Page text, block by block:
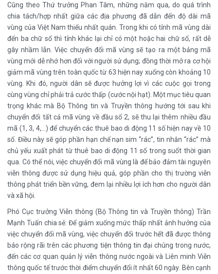
Cũng theo Thứ trưởng Phan Tâm, những năm qua, do quá trình
chia tách/hợp nhất giữa các địa phương đã dẫn đến độ dài mã
vùng của Việt Nam thiếu nhất quán. Trong khi có tỉnh mã vùng dài
đến ba chữ số thì tỉnh khác lại chỉ có một hoặc hai chữ số, rất dễ
gây nhầm lẫn. Việc chuyển đổi mã vùng sẽ tạo ra một bảng mã
vùng mới dễ nhớ hơn đối với người sử dụng; đồng thời mở ra cơ hội
giảm mã vùng trên toàn quốc từ 63 hiện nay xuống còn khoảng 10
vùng. Khi đó, người dân sẽ được hưởng lợi vì các cuộc gọi trong
cùng vùng chỉ phải trả cước thấp (cước nội hạt). Một mục tiêu quan
trọng khác mà Bộ Thông tin và Truyền thông hướng tới sau khi
chuyển đổi tất cả mã vùng về đầu số 2, sẽ thu lại thêm nhiều đầu
mã (1, 3, 4,…) để chuyển các thuê bao di động 11 số hiện nay về 10
số. Điều này sẽ góp phần hạn chế nạn sim “rác”, tin nhắn “rác” mà
chủ yếu xuất phát từ thuê bao di động 11 số trong suốt thời gian
qua. Có thể nói, việc chuyển đổi mã vùng là để bảo đảm tài nguyên
viễn thông được sử dụng hiệu quả, góp phần cho thị trường viễn
thông phát triển bền vững, đem lại nhiều lợi ích hơn cho người dân
và xã hội.
Phó Cục trưởng Viễn thông (Bộ Thông tin và Truyền thông) Trần
Mạnh Tuấn chia sẻ: Để giảm xuống mức thấp nhất ảnh hưởng của
việc chuyển đổi mã vùng, việc chuyển đổi trước hết đã được thông
báo rộng rãi trên các phương tiện thông tin đại chúng trong nước,
đến các cơ quan quản lý viễn thông nước ngoài và Liên minh Viễn
thông quốc tế trước thời điểm chuyển đổi ít nhất 60 ngày. Bên cạnh